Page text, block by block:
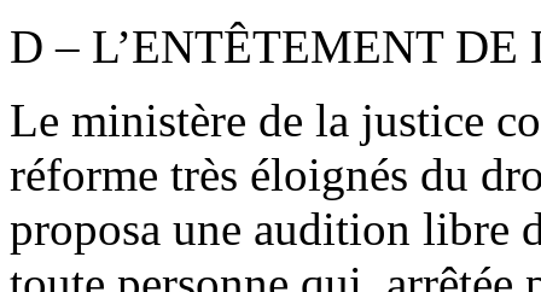
D – L’ENTÊTEMENT
Le ministère de la justice
réforme très éloignés du
proposa une audition libre